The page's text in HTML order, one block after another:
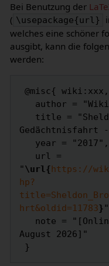
Bei Benutzung der
( \usepackage{url}
welches eine schöner
ausgibt, kann die
werden:
@misc{ wiki:xxx,
"\url{https://
hp?
hrt&oldid=11783}
August 2026]"